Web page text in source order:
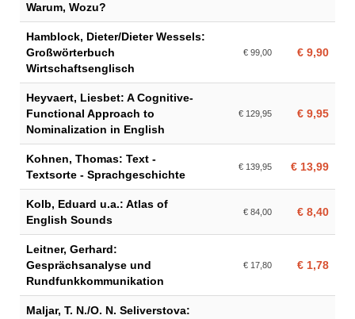
Warum, Wozu?
Hamblock, Dieter/Dieter Wessels:
Großwörterbuch
Wirtschaftsenglisch
€ 99,00 € 9,90
Heyvaert, Liesbet: A Cognitive-
Functional Approach to
Nominalization in English
€ 129,95 € 9,95
Kohnen, Thomas: Text -
Textsorte - Sprachgeschichte
€ 139,95 € 13,99
Kolb, Eduard u.a.: Atlas of
English Sounds
€ 84,00 € 8,40
Leitner, Gerhard:
Gesprächsanalyse und
Rundfunkkommunikation
€ 17,80 € 1,78
Maljar, T. N./O. N. Seliverstova: